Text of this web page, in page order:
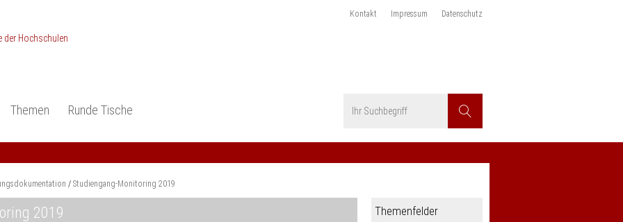
Kontakt Impressum Datenschutz
Suchen
Themen
Studieneingangsphase
Studienqualität
Praxisbezüge
Runde Tische
Anerkennung
Studiengang-Monitoring 2019
2019 Themenfelder